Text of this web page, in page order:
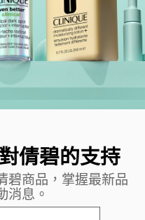
倩碧的支持
碧商品，掌握最新品
消息。